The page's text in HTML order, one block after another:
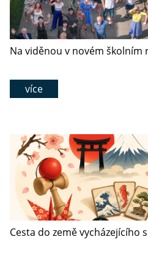
Na viděnou v novém školním
více
Cesta do země vycházejícího